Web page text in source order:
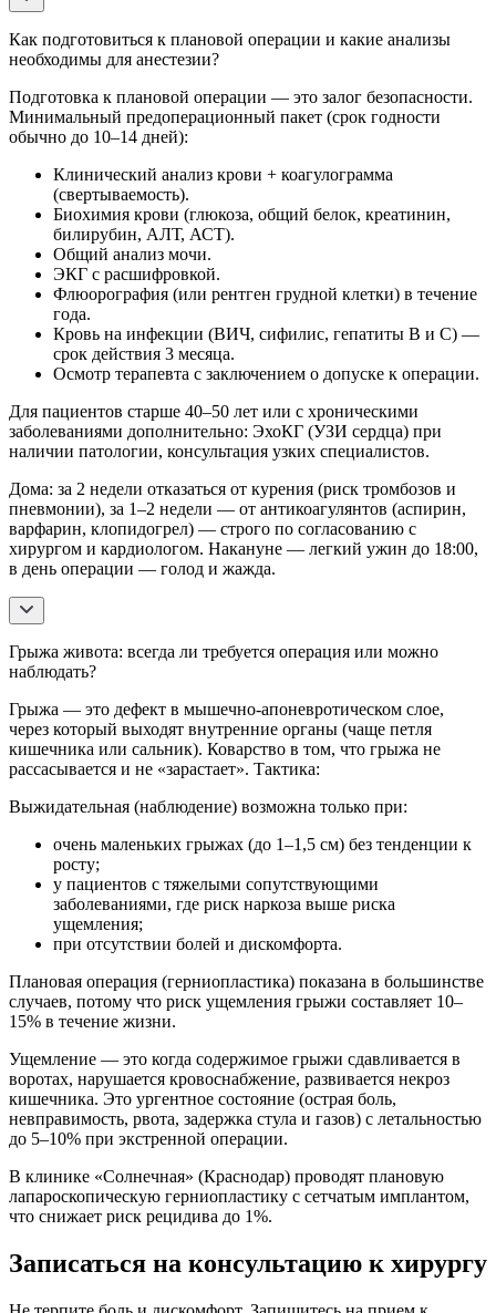
Как подготовиться к плановой операции и какие анализы
необходимы для анестезии?
Подготовка к плановой операции — это залог безопасности.
Минимальный предоперационный пакет (срок годности
обычно до 10–14 дней):
Клинический анализ крови + коагулограмма
(свертываемость).
Биохимия крови (глюкоза, общий белок, креатинин,
билирубин, АЛТ, АСТ).
Общий анализ мочи.
ЭКГ с расшифровкой.
Флюорография (или рентген грудной клетки) в течение
года.
Кровь на инфекции (ВИЧ, сифилис, гепатиты В и С) —
срок действия 3 месяца.
Осмотр терапевта с заключением о допуске к операции.
Для пациентов старше 40–50 лет или с хроническими
заболеваниями дополнительно: ЭхоКГ (УЗИ сердца) при
наличии патологии, консультация узких специалистов.
Дома: за 2 недели отказаться от курения (риск тромбозов и
пневмонии), за 1–2 недели — от антикоагулянтов (аспирин,
варфарин, клопидогрел) — строго по согласованию с
хирургом и кардиологом. Накануне — легкий ужин до 18:00,
в день операции — голод и жажда.
Грыжа живота: всегда ли требуется операция или можно
наблюдать?
Грыжа — это дефект в мышечно-апоневротическом слое,
через который выходят внутренние органы (чаще петля
кишечника или сальник). Коварство в том, что грыжа не
рассасывается и не «зарастает». Тактика:
Выжидательная (наблюдение) возможна только при:
очень маленьких грыжах (до 1–1,5 см) без тенденции к
росту;
у пациентов с тяжелыми сопутствующими
заболеваниями, где риск наркоза выше риска
ущемления;
при отсутствии болей и дискомфорта.
Плановая операция (герниопластика) показана в большинстве
случаев, потому что риск ущемления грыжи составляет 10–
15% в течение жизни.
Ущемление — это когда содержимое грыжи сдавливается в
воротах, нарушается кровоснабжение, развивается некроз
кишечника. Это ургентное состояние (острая боль,
невправимость, рвота, задержка стула и газов) с летальностью
до 5–10% при экстренной операции.
В клинике «Солнечная» (Краснодар) проводят плановую
лапароскопическую герниопластику с сетчатым имплантом,
что снижает риск рецидива до 1%.
Записаться на консультацию к хирургу